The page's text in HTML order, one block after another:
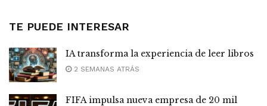
TE PUEDE INTERESAR
IA transforma la experiencia de leer libros
2 SEMANAS ATRÁS
FIFA impulsa nueva empresa de 20 mil